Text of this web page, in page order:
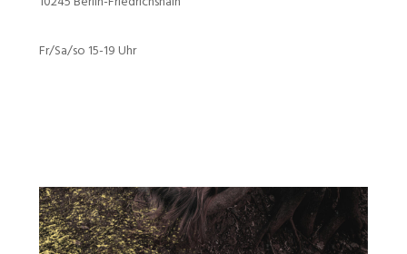
Fr/Sa/so 15-19 Uhr